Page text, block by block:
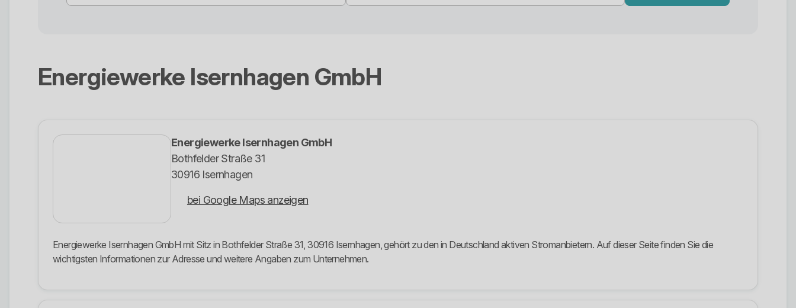
Energiewerke Isernhagen GmbH
Energiewerke Isernhagen GmbH
Bothfelder Straße 31
30916 Isernhagen
bei Google Maps anzeigen
Energiewerke Isernhagen GmbH mit Sitz in Bothfelder Straße 31, 30916 Isernhagen, gehört zu den in Deutschland aktiven Stromanbietern. Auf dieser Seite finden Sie die
wichtigsten Informationen zur Adresse und weitere Angaben zum Unternehmen.